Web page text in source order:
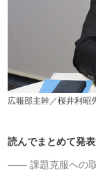
広報部主幹／桜井利昭
読んでまとめて発
課題克服への